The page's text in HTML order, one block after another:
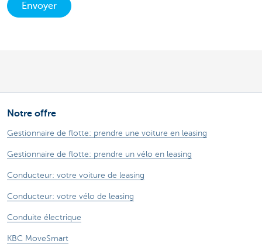
Envoyer
Notre offre
Gestionnaire de flotte: prendre une voiture en leasing
Gestionnaire de flotte: prendre un vélo en leasing
Conducteur: votre voiture de leasing
Conducteur: votre vélo de leasing
Conduite électrique
KBC MoveSmart